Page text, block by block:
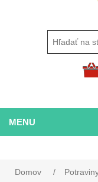
MENU
Domov /